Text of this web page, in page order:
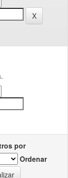
por
Ordenar